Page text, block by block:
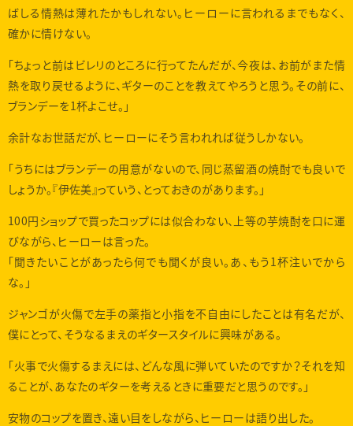
ばしる情熱は薄れたかもしれない。ヒーローに言われるまでもなく、
確かに情けない。
「ちょっと前はビレリのところに行ってたんだが、今夜は、お前がまた情
熱を取り戻せるように、ギターのことを教えてやろうと思う。その前に、
ブランデーを1杯よこせ。」
余計なお世話だが、ヒーローにそう言われれば従うしかない。
「うちにはブランデーの用意がないので、同じ蒸留酒の焼酎でも良いで
しょうか。『伊佐美』っていう、とっておきのがあります。」
100円ショップで買ったコップには似合わない、上等の芋焼酎を口に運
びながら、ヒーローは言った。
「聞きたいことがあったら何でも聞くが良い。あ、もう1杯注いでから
な。」
ジャンゴが火傷で左手の薬指と小指を不自由にしたことは有名だが、
僕にとって、そうなるまえのギタースタイルに興味がある。
「火事で火傷するまえには、どんな風に弾いていたのですか？それを知
ることが、あなたのギターを考えるときに重要だと思うのです。」
安物のコップを置き、遠い目をしながら、ヒーローは語り出した。